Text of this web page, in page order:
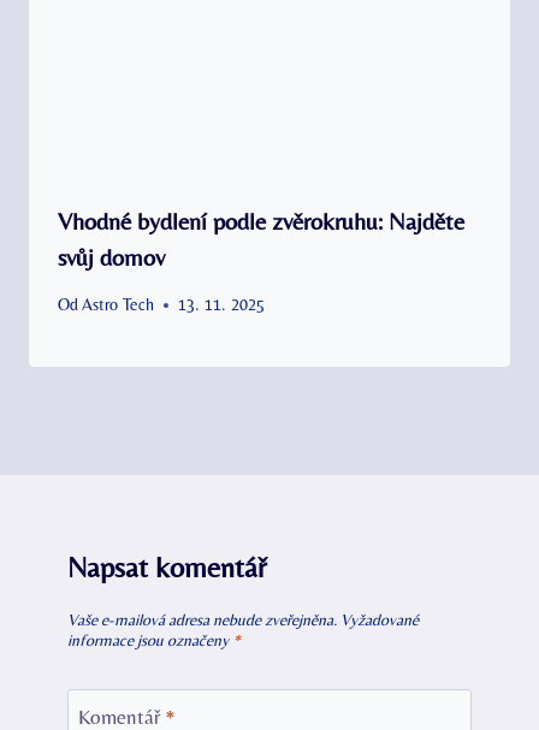
Vhodné bydlení podle zvěrokruhu: Najděte
svůj domov
Od Astro Tech 13. 11. 2025
Napsat komentář
Vaše e-mailová adresa nebude zveřejněna. Vyžadované
informace jsou označeny *
Komentář *